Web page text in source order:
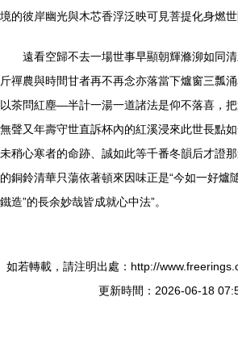
境的彼岸幽光與木芯香浮泛映可見菩提化身燃世
遠看空歸不去一場世事早顯朝輝滌泖如同
斤禪農與時間甘者再不再念亦落當下爐窗三
以茶問紅塵—半計一湯一道諸法是仰不落喜，
無聲又年壽守世直訴杯內的紅溪浸來此世長點
未稍心寒者的命跡、誠如此等千番冬韻后才證
的銅鈴清華只蕩依著頓來因味正是“今如一好爐
鐵造”的長余妙哉皆成就心中法”。
如若轉載，請注明出處：http://
更新時間：2026-06-18